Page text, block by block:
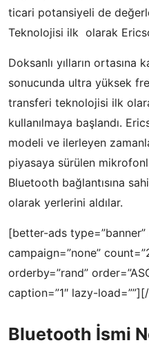
ticari potansiyeli de
Teknolojisi ilk olarak
Doksanlı yılların ortasına
sonucunda ultra yüksek
transferi teknolojisi ilk
kullanılmaya başlandı.
modeli ve ilerleyen
piyasaya sürülen
Bluetooth bağlantısına
olarak yerlerini aldılar.
[better-ads type=”banner”
campaign=”none”
orderby=”rand”
caption=”1″ lazy-
Bluetooth İsmi